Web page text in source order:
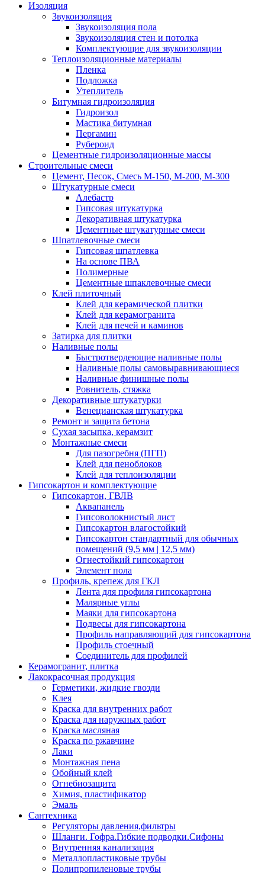
Изоляция
Звукоизоляция
Звукоизоляция пола
Звукоизоляция стен и потолка
Комплектующие для звукоизоляции
Теплоизоляционные материалы
Пленка
Подложка
Утеплитель
Битумная гидроизоляция
Гидроизол
Мастика битумная
Пергамин
Рубероид
Цементные гидроизоляционные массы
Строительные смеси
Цемент, Песок, Смесь М-150, М-200, М-300
Штукатурные смеси
Алебастр
Гипсовая штукатурка
Декоративная штукатурка
Цементные штукатурные смеси
Шпатлевочные смеси
Гипсовая шпатлевка
На основе ПВА
Полимерные
Цементные шпаклевочные смеси
Клей плиточный
Клей для керамической плитки
Клей для керамогранита
Клей для печей и каминов
Затирка для плитки
Наливные полы
Быстротвердеющие наливные полы
Наливные полы самовыравнивающиеся
Наливные финишные полы
Ровнитель, стяжка
Декоративные штукатурки
Венецианская штукатурка
Ремонт и защита бетона
Сухая засыпка, керамзит
Монтажные смеси
Для пазогребня (ПГП)
Клей для пеноблоков
Клей для теплоизоляции
Гипсокартон и комплектующие
Гипсокартон, ГВЛВ
Аквапанель
Гипсоволокнистый лист
Гипсокартон влагостойкий
Гипсокартон стандартный для обычных
помещений (9,5 мм | 12,5 мм)
Огнестойкий гипсокартон
Элемент пола
Профиль, крепеж для ГКЛ
Лента для профиля гипсокартона
Малярные углы
Маяки для гипсокартона
Подвесы для гипсокартона
Профиль направляющий для гипсокартона
Профиль стоечный
Соединитель для профилей
Керамогранит, плитка
Лакокрасочная продукция
Герметики, жидкие гвозди
Клея
Краска для внутренних работ
Краска для наружных работ
Краска масляная
Краска по ржавчине
Лаки
Монтажная пена
Обойный клей
Огнебиозащита
Химия, пластификатор
Эмаль
Сантехника
Регуляторы давления,фильтры
Шланги. Гофра.Гибкие подводки.Сифоны
Внутренняя канализация
Металлопластиковые трубы
Полипропиленовые трубы